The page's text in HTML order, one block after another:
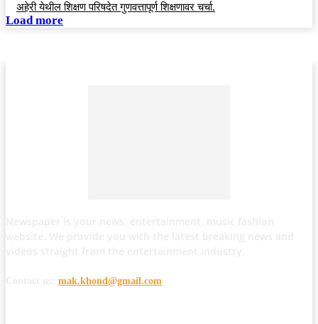
अहेरी येथील शिक्षण परिषदेत गुणवत्तापूर्ण शिक्षणावर चर्चा.
Load more
mak.khond@gmail.com